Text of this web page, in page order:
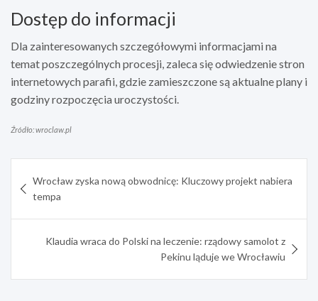
Dostęp do informacji
Dla zainteresowanych szczegółowymi informacjami na
temat poszczególnych procesji, zaleca się odwiedzenie stron
internetowych parafii, gdzie zamieszczone są aktualne plany i
godziny rozpoczęcia uroczystości.
Źródło: wroclaw.pl
wpisu
Wrocław zyska nową obwodnicę: Kluczowy projekt nabiera
tempa
Klaudia wraca do Polski na leczenie: rządowy samolot z
Pekinu ląduje we Wrocławiu